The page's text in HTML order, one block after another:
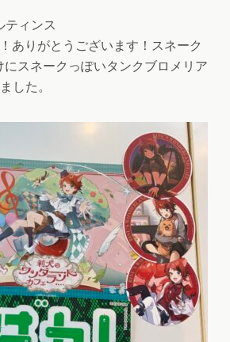
ティンス
ありがとうございます！スネーク
スネークっぽいタンクブロメリア
した。